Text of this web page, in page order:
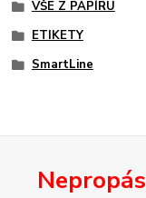
VŠE Z PAPÍRU
ETIKETY
SmartLine